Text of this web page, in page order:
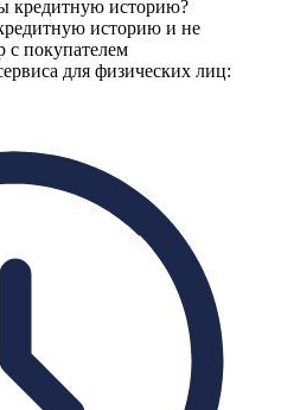
кредитную историю?
историю и не
с покупателем
для физических лиц: